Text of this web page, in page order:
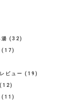
湯 (32)
(17)
レビュー (19)
(12)
(11)